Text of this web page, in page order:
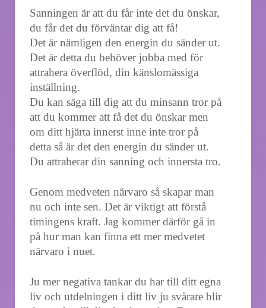
Sanningen är att du får inte det du önskar,
du får det du förväntar dig att få!
Det är nämligen den energin du sänder ut.
Det är detta du behöver jobba med för
attrahera överflöd, din känslomässiga
inställning.
Du kan säga till dig att du minsann tror på
att du kommer att få det du önskar men
om ditt hjärta innerst inne inte tror på
detta så är det den energin du sänder ut.
Du attraherar din sanning och innersta tro.
Genom medveten närvaro så skapar man
nu och inte sen. Det är viktigt att förstå
timingens kraft. Jag kommer därför gå in
på hur man kan finna ett mer medvetet
närvaro i nuet.
Ju mer negativa tankar du har till ditt egna
liv och utdelningen i ditt liv ju svårare blir